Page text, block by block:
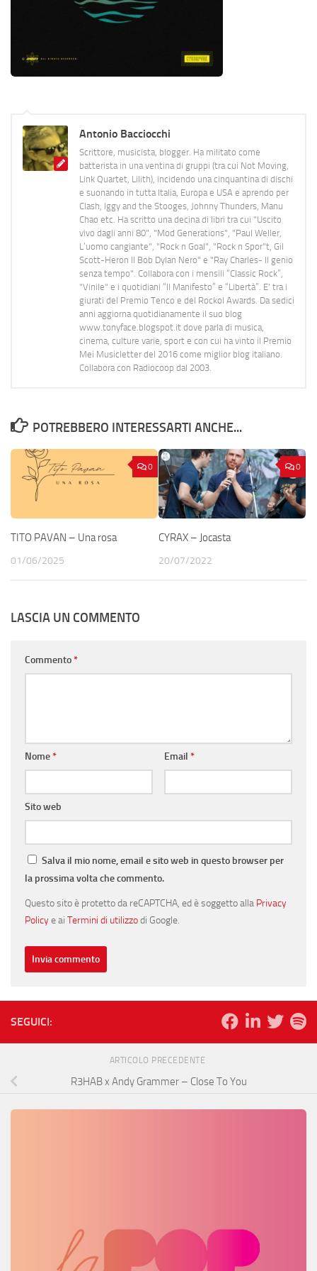
Antonio Bacciocchi
Scrittore, musicista, blogger. Ha militato come
batterista in una ventina di gruppi (tra cui Not Moving,
Link Quartet, Lilith), incidendo una cinquantina di dischi
e suonando in tutta Italia, Europa e USA e aprendo per
Clash, Iggy and the Stooges, Johnny Thunders, Manu
Chao etc. Ha scritto una decina di libri tra cui "Uscito
vivo dagli anni 80", "Mod Generations", "Paul Weller,
L’uomo cangiante", "Rock n Goal", "Rock n Spor"t, Gil
Scott-Heron Il Bob Dylan Nero" e "Ray Charles- Il genio
senza tempo". Collabora con i mensili “Classic Rock”,
"Vinile" e i quotidiani “Il Manifesto” e “Libertà”. E' tra i
giurati del Premio Tenco e del Rockol Awards. Da sedici
anni aggiorna quotidianamente il suo blog
www.tonyface.blogspot.it dove parla di musica,
cinema, culture varie, sport e con cui ha vinto il Premio
Mei Musicletter del 2016 come miglior blog italiano.
Collabora con Radiocoop dal 2003.
POTREBBERO INTERESSARTI ANCHE...
0
TITO PAVAN – Una rosa
01/06/2025
0
CYRAX – Jocasta
20/07/2022
LASCIA UN COMMENTO
Commento*
Nome* Email *
Sito web
Salva il mio nome, email e sito web in questo browser per
la prossima volta che commento.
Questo sito è protetto da reCAPTCHA, ed è soggetto alla Privacy
Policye ai Termini di utilizzodi Google.
SEGUICI:
ARTICOLO PRECEDENTE
R3HAB x Andy Grammer – Close To You